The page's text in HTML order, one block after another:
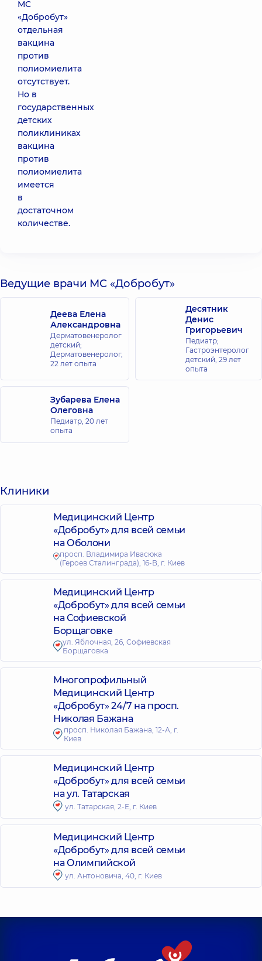
МС
«Добробут»
отдельная
вакцина
против
полиомиелита
отсутствует.
Но в
государственных
детских
поликлиниках
вакцина
против
полиомиелита
имеется
в
достаточном
количестве.
Ведущие врачи МС «Добробут»
Деева Елена
Александровна
Дерматовенеролог
детский;
Дерматовенеролог,
22 лет опыта
Десятник
Денис
Григорьевич
Педиатр;
Гастроэнтеролог
детский, 29 лет
опыта
Зубарева Елена
Олеговна
Педиатр, 20 лет
опыта
Клиники
Медицинский Центр
«Добробут» для всей семьи
на Оболони
просп. Владимира Ивасюка
(Героев Сталинграда), 16-В, г. Киев
Медицинский Центр
«Добробут» для всей семьи
на Софиевской
Борщаговке
ул. Яблочная, 26, Софиевская
Борщаговка
Многопрофильный
Медицинский Центр
«Добробут» 24/7 на просп.
Николая Бажана
просп. Николая Бажана, 12-А, г.
Киев
Медицинский Центр
«Добробут» для всей семьи
на ул. Татарская
ул. Татарская, 2-Е, г. Киев
Медицинский Центр
«Добробут» для всей семьи
на Олимпийской
ул. Антоновича, 40, г. Киев